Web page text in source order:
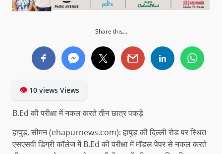
Share this...
👁10 views Views
B.Ed की परीक्षा में नकल करते तीन छात्र पकड़े
हापुड़, सीमन (ehapurnews.com): हापुड़ की दिल्ली रोड पर स्थित
एसएसवी डिग्री कॉलेज में B.Ed की परीक्षा में मॉडल पेपर से नकल करते